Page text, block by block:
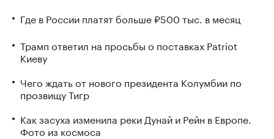
Где в России платят больше ₽500 тыс. в месяц
Трамп ответил на просьбы о поставках Patriot
Киеву
Чего ждать от нового президента Колумбии по
прозвищу Тигр
Как засуха изменила реки Дунай и Рейн в Европе.
Фото из космоса